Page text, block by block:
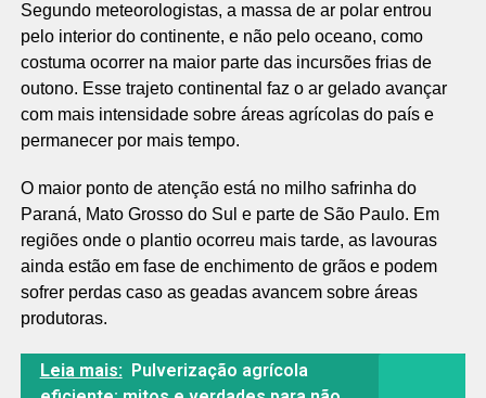
Segundo meteorologistas, a massa de ar polar entrou
pelo interior do continente, e não pelo oceano, como
costuma ocorrer na maior parte das incursões frias de
outono. Esse trajeto continental faz o ar gelado avançar
com mais intensidade sobre áreas agrícolas do país e
permanecer por mais tempo.
O maior ponto de atenção está no milho safrinha do
Paraná, Mato Grosso do Sul e parte de São Paulo. Em
regiões onde o plantio ocorreu mais tarde, as lavouras
ainda estão em fase de enchimento de grãos e podem
sofrer perdas caso as geadas avancem sobre áreas
produtoras.
Leia mais: Pulverização agrícola